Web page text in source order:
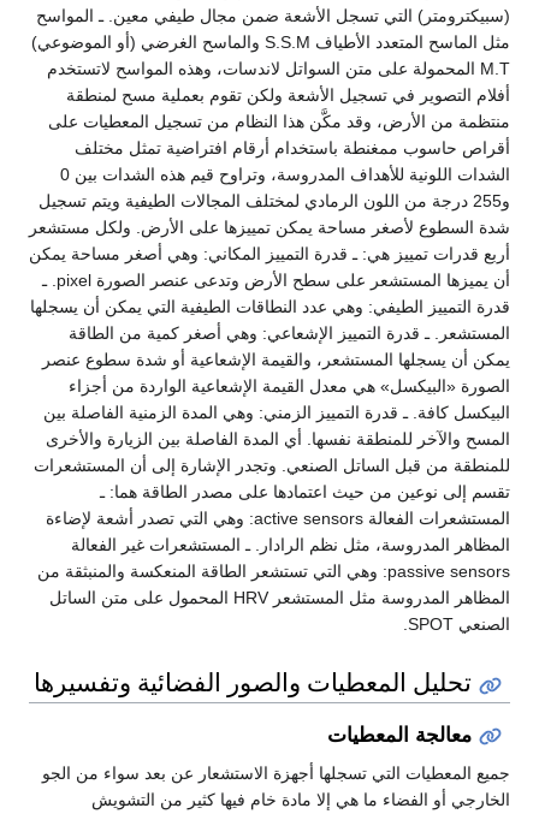
(سبيكترومتر) التي تسجل الأشعة ضمن مجال طيفي معين. ـ المواسح
مثل الماسح المتعدد الأطياف S.S.M والماسح الغرضي (أو الموضوعي)
M.T المحمولة على متن السواتل لاندسات، وهذه المواسح لاتستخدم
أفلام التصوير في تسجيل الأشعة ولكن تقوم بعملية مسح لمنطقة
منتظمة من الأرض، وقد مكَّن هذا النظام من تسجيل المعطيات على
أقراص حاسوب ممغنطة باستخدام أرقام افتراضية تمثل مختلف
الشدات اللونية للأهداف المدروسة، وتراوح قيم هذه الشدات بين 0
و255 درجة من اللون الرمادي لمختلف المجالات الطيفية ويتم تسجيل
شدة السطوع لأصغر مساحة يمكن تمييزها على الأرض. ولكل مستشعر
أربع قدرات تمييز هي: ـ قدرة التمييز المكاني: وهي أصغر مساحة يمكن
أن يميزها المستشعر على سطح الأرض وتدعى عنصر الصورة pixel. ـ
قدرة التمييز الطيفي: وهي عدد النطاقات الطيفية التي يمكن أن يسجلها
المستشعر. ـ قدرة التمييز الإشعاعي: وهي أصغر كمية من الطاقة
يمكن أن يسجلها المستشعر، والقيمة الإشعاعية أو شدة سطوع عنصر
الصورة «البيكسل» هي معدل القيمة الإشعاعية الواردة من أجزاء
البيكسل كافة. ـ قدرة التمييز الزمني: وهي المدة الزمنية الفاصلة بين
المسح والآخر للمنطقة نفسها. أي المدة الفاصلة بين الزيارة والأخرى
للمنطقة من قبل الساتل الصنعي. وتجدر الإشارة إلى أن المستشعرات
تقسم إلى نوعين من حيث اعتمادها على مصدر الطاقة هما: ـ
المستشعرات الفعالة active sensors: وهي التي تصدر أشعة لإضاءة
المظاهر المدروسة، مثل نظم الرادار. ـ المستشعرات غير الفعالة
passive sensors: وهي التي تستشعر الطاقة المنعكسة والمنبثقة من
المظاهر المدروسة مثل المستشعر HRV المحمول على متن الساتل
الصنعي SPOT.
تحليل المعطيات والصور الفضائية وتفسيرها
معالجة المعطيات
جميع المعطيات التي تسجلها أجهزة الاستشعار عن بعد سواء من الجو
الخارجي أو الفضاء ما هي إلا مادة خام فيها كثير من التشويش